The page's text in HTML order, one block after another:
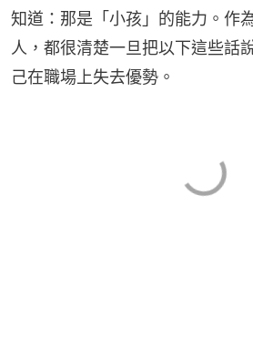
知道：那是「小孩」的能力。作
人，都很清楚一旦把以下這些話
己在職場上失去優勢。